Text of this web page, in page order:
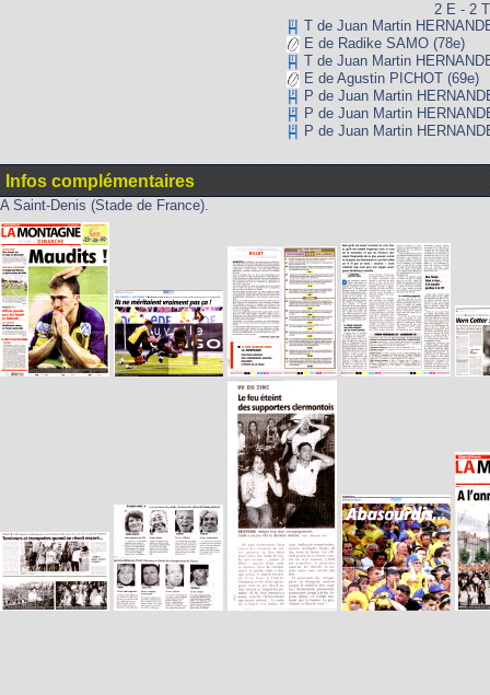
2 E - 2
T de Juan Martin
E de Radike SAMO (78e)
T de Juan Martin
E de Agustin PICHOT (69e)
P de Juan Martin
P de Juan Martin
P de Juan Martin
Infos complémentaires
A Saint-Denis (Stade de France).